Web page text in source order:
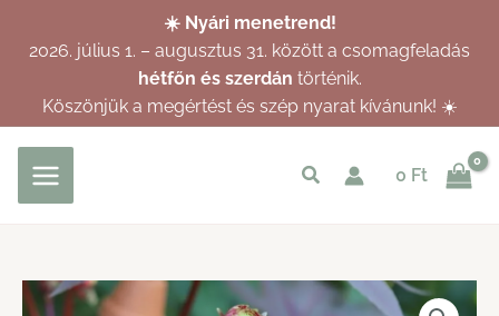
☀️ Nyári menetrend!
2026. július 1. – augusztus 31. között a csomagfeladás
hétfőn és szerdán történik.
Köszönjük a megértést és szép nyarat kívánunk! ☀️
Keresés
0 Ft